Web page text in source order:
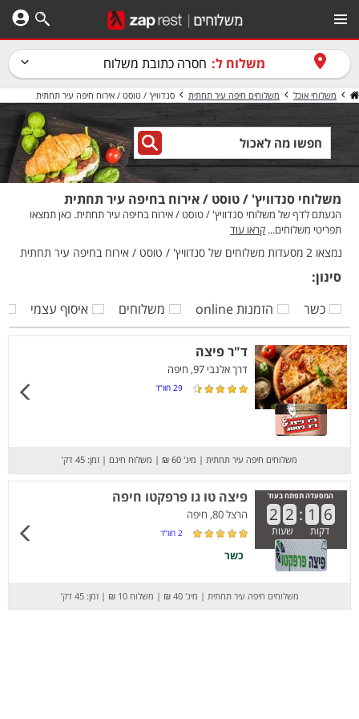
משלוח ל: חסרה כתובת משלוח
משלוחי אוכל משלוחים חיפה עיר תחתית סנדוויץ' / טוסט / אירוח חיפה עיר תחתית
משלוחי סנדוויץ' / טוסט / אירוח בחיפה עיר תחתית
הגעתם לדף של משלוחי סנדוויץ' / טוסט / אירוח בחיפה עיר תחתית. כאן תמצאו
תפריטי משלוחים... קראו עוד
נמצאו 2 מסעדות משלוחים של סנדוויץ' / טוסט / אירוח בחיפה עיר תחתית
סינון:
כשר
הזמנות online משלוחים איסוף עצמי
ד"ר פיצה
דרך אלנבי 97, חיפה
29 חוו”ד
משלוחים חיפה עיר תחתית | מינ' 60 ₪ | משלוח חינם | זמן: 45 דק’
המסעדה תפתח בעוד
2 2 : 1 6
דקות שעות
פיצה טו גו פרפקטו חיפה
הרצל 80, חיפה
2 חוו”ד
כשר
משלוחים חיפה עיר תחתית | מינ' 40 ₪ | משלוח 10 ₪ | זמן: 45 דק’